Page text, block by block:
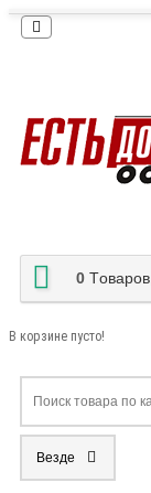
0 Tоваров,
В корзине пусто!
Везде